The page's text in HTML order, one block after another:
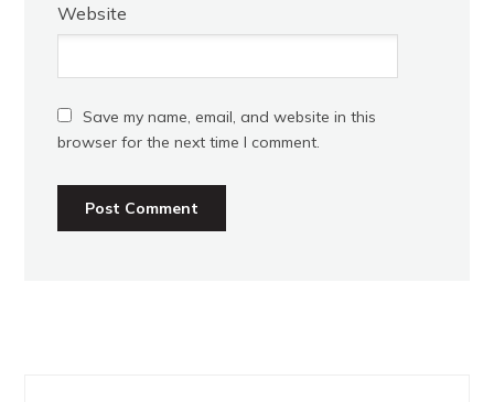
Website
Save my name, email, and website in this
browser for the next time I comment.